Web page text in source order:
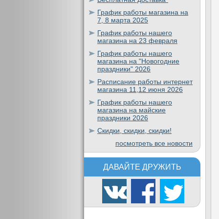
График работы магазина на
7, 8 марта 2025
График работы нашего
магазина на 23 февраля
График работы нашего
магазина на "Новогодние
праздники" 2026
Расписание работы интернет
магазина 11,12 июня 2026
График работы нашего
магазина на майские
праздники 2026
Скидки, скидки, скидки!
посмотреть все новости
ДАВАЙТЕ ДРУЖИТЬ